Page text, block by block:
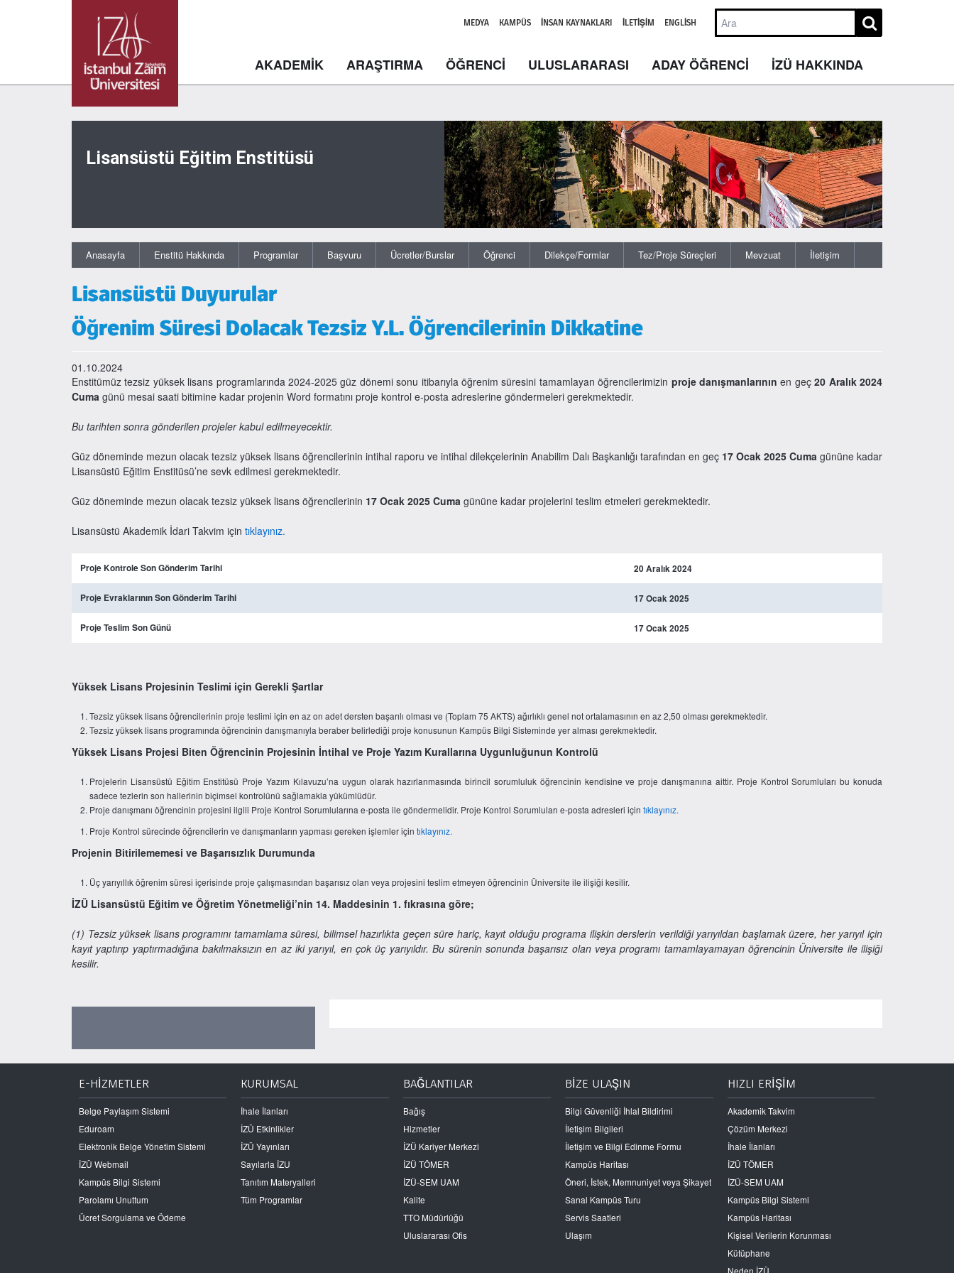
MEDYA KAMPÜS İNSAN KAYNAKLARI İLETIŞIM ENGLISH
AKADEMİK ARAŞTIRMA ÖĞRENCİ ULUSLARARASI ADAY ÖĞRENCİ İZÜ HAKKINDA
Lisansüstü Eğitim Enstitüsü
Anasayfa Enstitü Hakkında Programlar Başvuru Ücretler/Burslar Öğrenci Dilekçe/Formlar Tez/Proje Süreçleri Mevzuat İletişim
Lisansüstü Duyurular
Öğrenim Süresi Dolacak Tezsiz Y.L. Öğrencilerinin Dikkatine
01.10.2024
Enstitümüz tezsiz yüksek lisans programlarında 2024-2025 güz dönemi sonu itibarıyla öğrenim süresini tamamlayan öğrencilerimizin proje danışmanlarının en geç20 Aralık 2024
Cuma günü mesai saati bitimine kadar projenin Word formatını proje kontrol e-posta adreslerine göndermeleri gerekmektedir.
Bu tarihten sonra gönderilen projeler kabul edilmeyecektir.
Güz döneminde mezun olacak tezsiz yüksek lisans öğrencilerinin intihal raporu ve intihal dilekçelerinin Anabilim Dalı Başkanlığı tarafından en geç 17 Ocak 2025 Cuma gününe kadar
Lisansüstü Eğitim Enstitüsü’ne sevk edilmesi gerekmektedir.
Güz döneminde mezun olacak tezsiz yüksek lisans öğrencilerinin 17 Ocak 2025 Cuma gününe kadar projelerini teslim etmeleri gerekmektedir.
Lisansüstü Akademik İdari Takvim için tıklayınız.
Proje Kontrole Son Gönderim Tarihi 20 Aralık 2024
Proje Evraklarının Son Gönderim Tarihi 17 Ocak 2025
Proje Teslim Son Günü 17 Ocak 2025
Yüksek Lisans Projesinin Teslimi için Gerekli Şartlar
Tezsiz yüksek lisans öğrencilerinin proje teslimi için en az on adet dersten başarılı olması ve (Toplam 75 AKTS) ağırlıklı genel not ortalamasının en az 2,50 olması gerekmektedir.
Tezsiz yüksek lisans programında öğrencinin danışmanıyla beraber belirlediği proje konusunun Kampüs Bilgi Sisteminde yer alması gerekmektedir.
Yüksek Lisans Projesi Biten Öğrencinin Projesinin İntihal ve Proje Yazım Kurallarına Uygunluğunun Kontrolü
Projelerin Lisansüstü Eğitim Enstitüsü Proje Yazım Kılavuzu’na uygun olarak hazırlanmasında birincil sorumluluk öğrencinin kendisine ve proje danışmanına aittir. Proje Kontrol Sorumluları bu konuda
sadece tezlerin son hallerinin biçimsel kontrolünü sağlamakla yükümlüdür.
Proje danışmanı öğrencinin projesini ilgili Proje Kontrol Sorumlularına e-posta ile göndermelidir. Proje Kontrol Sorumluları e-posta adresleri için tıklayınız.
Proje Kontrol sürecinde öğrencilerin ve danışmanların yapması gereken işlemler için tıklayınız.
Projenin Bitirilememesi ve Başarısızlık Durumunda
Üç yarıyıllık öğrenim süresi içerisinde proje çalışmasından başarısız olan veya projesini teslim etmeyen öğrencinin Üniversite ile ilişiği kesilir.
İZÜ Lisansüstü Eğitim ve Öğretim Yönetmeliği’nin 14. Maddesinin 1. fıkrasına göre;
(1) Tezsiz yüksek lisans programını tamamlama süresi, bilimsel hazırlıkta geçen süre hariç, kayıt olduğu programa ilişkin derslerin verildiği yarıyıldan başlamak üzere, her yarıyıl için
kayıt yaptırıp yaptırmadığına bakılmaksızın en az iki yarıyıl, en çok üç yarıyıldır. Bu sürenin sonunda başarısız olan veya programı tamamlayamayan öğrencinin Üniversite ile ilişiği
kesilir.
E-HİZMETLER
Belge Paylaşım Sistemi
Eduroam
Elektronik Belge Yönetim Sistemi
İZÜ Webmail
Kampüs Bilgi Sistemi
Parolamı Unuttum
Ücret Sorgulama ve Ödeme
KURUMSAL
İhale İlanları
İZÜ Etkinlikler
İZÜ Yayınları
Sayılarla İZU
Tanıtım Materyalleri
Tüm Programlar
BAĞLANTILAR
Bağış
Hizmetler
İZÜ Kariyer Merkezi
İZÜ TÖMER
İZÜ-SEM UAM
Kalite
TTO Müdürlüğü
Uluslararası Ofis
BİZE ULAŞIN
Bilgi Güvenliği İhlal Bildirimi
İletişim Bilgileri
İletişim ve Bilgi Edinme Formu
Kampüs Haritası
Öneri, İstek, Memnuniyet veya Şikayet
Sanal Kampüs Turu
Servis Saatleri
Ulaşım
HIZLI ERİŞİM
Akademik Takvim
Çözüm Merkezi
İhale İlanları
İZÜ TÖMER
İZÜ-SEM UAM
Kampüs Bilgi Sistemi
Kampüs Haritası
Kişisel Verilerin Korunması
Kütüphane